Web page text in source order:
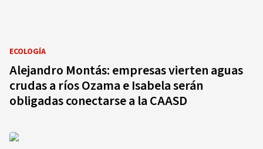
ECOLOGÍA
Alejandro Montás: empresas vierten aguas
crudas a ríos Ozama e Isabela serán
obligadas conectarse a la CAASD